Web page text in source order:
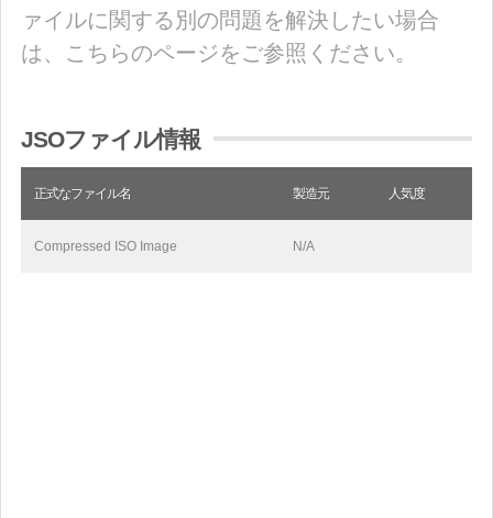
ァイルに関する別の問題を解決したい場合
は、こちらのページをご参照ください。
JSOファイル情報
正式なファイル名 製造元 人気度
Compressed ISO Image N/A